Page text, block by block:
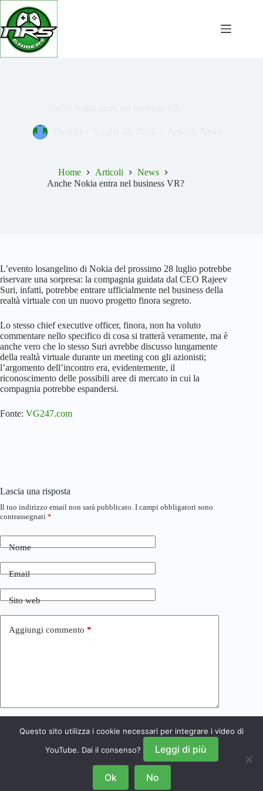
Salta
contenuto
Home Articoli
News
Anche Nokia entra nel business VR?
L’evento losangelino di Nokia del prossimo 28 luglio potrebbe
riservare una sorpresa: la compagnia guidata dal CEO Rajeev
Suri, infatti, potrebbe entrare ufficialmente nel business della
realtà virtuale con un nuovo progetto finora segreto.
Lo stesso chief executive officer, finora, non ha voluto
commentare nello specifico di cosa si tratterà veramente, ma è
anche vero che lo stesso Suri avrebbe discusso lungamente
della realtà virtuale durante un meeting con gli azionisti;
l’argomento dell’incontro era, evidentemente, il
riconoscimento delle possibili aree di mercato in cui la
compagnia potrebbe espandersi.
Fonte: VG247.com
Lascia una risposta
Il tuo indirizzo email non sarà pubblicato. I campi obbligatori sono
contrassegnati *
Nome
Email
Sito web
Aggiungi commento *
Invia commento
Questo sito utilizza i cookie necessari per integrare i video di
YouTube. Dai il consenso?
Leggi di più
Ok No